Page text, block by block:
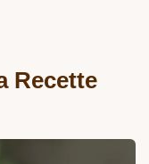
Recette